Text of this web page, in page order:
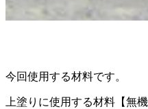
今回使用する材料です。
上塗りに使用する材料【無